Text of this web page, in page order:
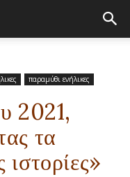
παραμύθι ενήλικες
2021,
τα